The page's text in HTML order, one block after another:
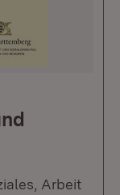
Arbeit